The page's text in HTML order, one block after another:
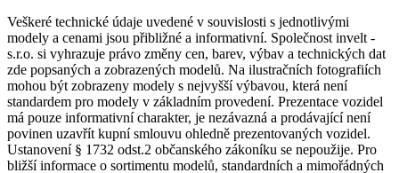
Veškeré technické údaje uvedené v souvislosti s jednotlivými
modely a cenami jsou přibližné a informativní. Společnost invelt -
s.r.o. si vyhrazuje právo změny cen, barev, výbav a technických dat
zde popsaných a zobrazených modelů. Na ilustračních fotografiích
mohou být zobrazeny modely s nejvyšší výbavou, která není
standardem pro modely v základním provedení. Prezentace vozidel
má pouze informativní charakter, je nezávazná a prodávající není
povinen uzavřít kupní smlouvu ohledně prezentovaných vozidel.
Ustanovení § 1732 odst.2 občanského zákoníku se nepoužije. Pro
bližší informace o sortimentu modelů, standardních a mimořádných